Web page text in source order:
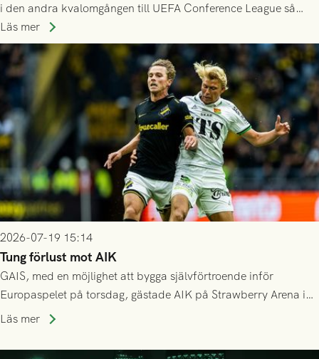
i den andra kvalomgången till UEFA Conference League så
spelas den tredje kvalomgången kort därpå. Motståndare blir
då vinnaren i mötet mellan isländska Valur och HŠK Zrinjski
Mostar från Bosnien och Hercegovina.
Läs mer
2026-07-19 15:14
Tung förlust mot AIK
GAIS, med en möjlighet att bygga självförtroende inför
Europaspelet på torsdag, gästade AIK på Strawberry Arena i
Stockholm . Men trots konstant hotande i första halvlek av
lyckades få in 2-0.
Läs mer